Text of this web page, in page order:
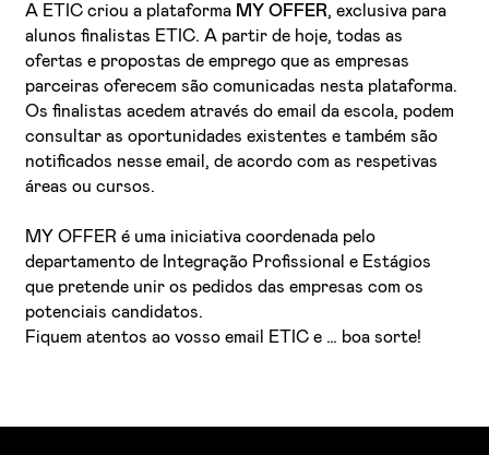
Aceito receber emails sobre novidades da ETIC
A ETIC criou a plataforma MY OFFER, exclusiva para
alunos finalistas ETIC. A partir de hoje, todas as
ofertas e propostas de emprego que as empresas
parceiras oferecem são comunicadas nesta plataforma.
Os finalistas acedem através do email da escola, podem
consultar as oportunidades existentes e também são
notificados nesse email, de acordo com as respetivas
áreas ou cursos.
MY OFFER é uma iniciativa coordenada pelo
departamento de Integração Profissional e Estágios
que pretende unir os pedidos das empresas com os
potenciais candidatos.
Fiquem atentos ao vosso email ETIC e … boa sorte!